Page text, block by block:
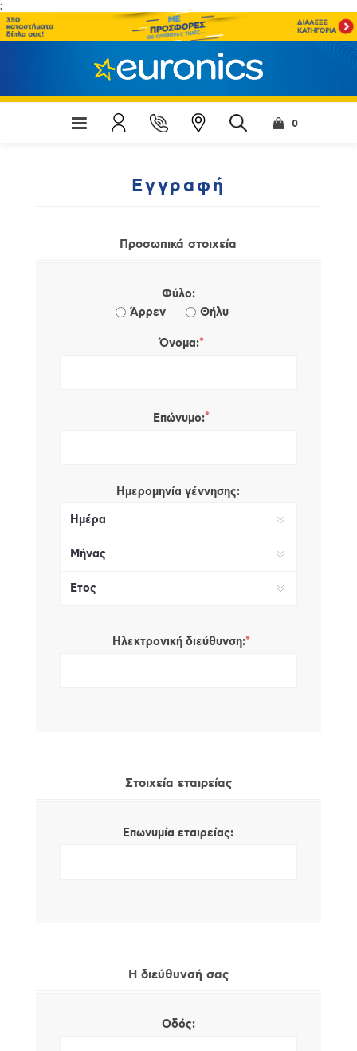
;
0
Εγγραφή
Προσωπικά στοιχεία
Φύλο:
Άρρεν
Θήλυ
Όνομα:*
Επώνυμο:*
Ημερομηνία γέννησης:
Ηλεκτρονική διεύθυνση:*
Στοιχεία εταιρείας
Επωνυμία εταιρείας:
Η διεύθυνσή σας
Οδός: